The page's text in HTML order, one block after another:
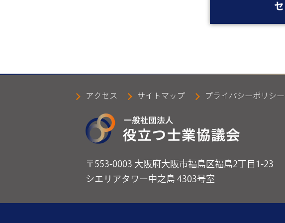
アクセス サイトマップ プライバシーポリシー
〒553-0003 大阪府大阪市福島区福島2丁目1-23
シエリアタワー中之島 4303号室